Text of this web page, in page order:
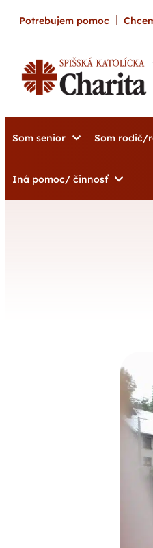
Potrebujem pomoc
Som senior Som rodič/
Iná pomoc/ činnosť